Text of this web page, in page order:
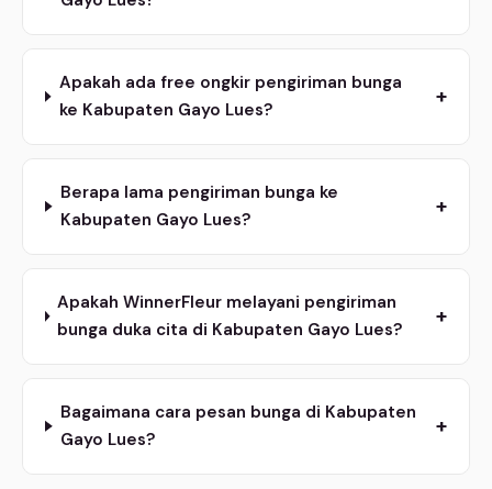
Apakah ada free ongkir pengiriman bunga
ke Kabupaten Gayo Lues?
+
Berapa lama pengiriman bunga ke
Kabupaten Gayo Lues?
+
Apakah WinnerFleur melayani pengiriman
bunga duka cita di Kabupaten Gayo Lues?
+
Bagaimana cara pesan bunga di Kabupaten
Gayo Lues?
+